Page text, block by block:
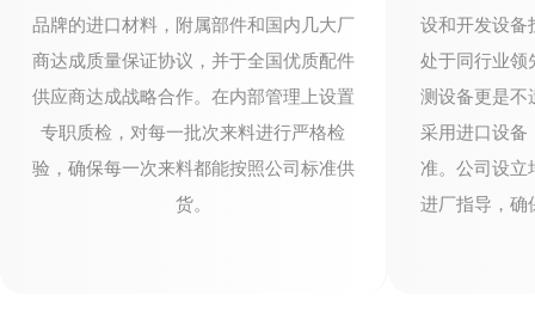
品牌的进口材料，附属部件和国内几大厂
商达成质量保证协议，并于全国优质配件
供应商达成战略合作。在内部管理上设置
专职质检，对每一批次来料进行严格检
验，确保每一次来料都能按照公司标准供
货。
设和开发设备
处于同行业领
测设备更是不
采用进口设备
准。公司设立
进厂指导，确